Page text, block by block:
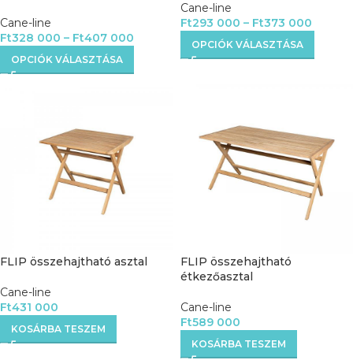
Cane-line
Ft328 000 – Ft407 000
OPCIÓK VÁLASZTÁSA
Cane-line
Ft293 000 – Ft373 000
OPCIÓK VÁLASZTÁSA
FLIP összehajtható asztal
Cane-line
Ft431 000
KOSÁRBA TESZEM
FLIP összehajtható
étkezőasztal
Cane-line
Ft589 000
KOSÁRBA TESZEM